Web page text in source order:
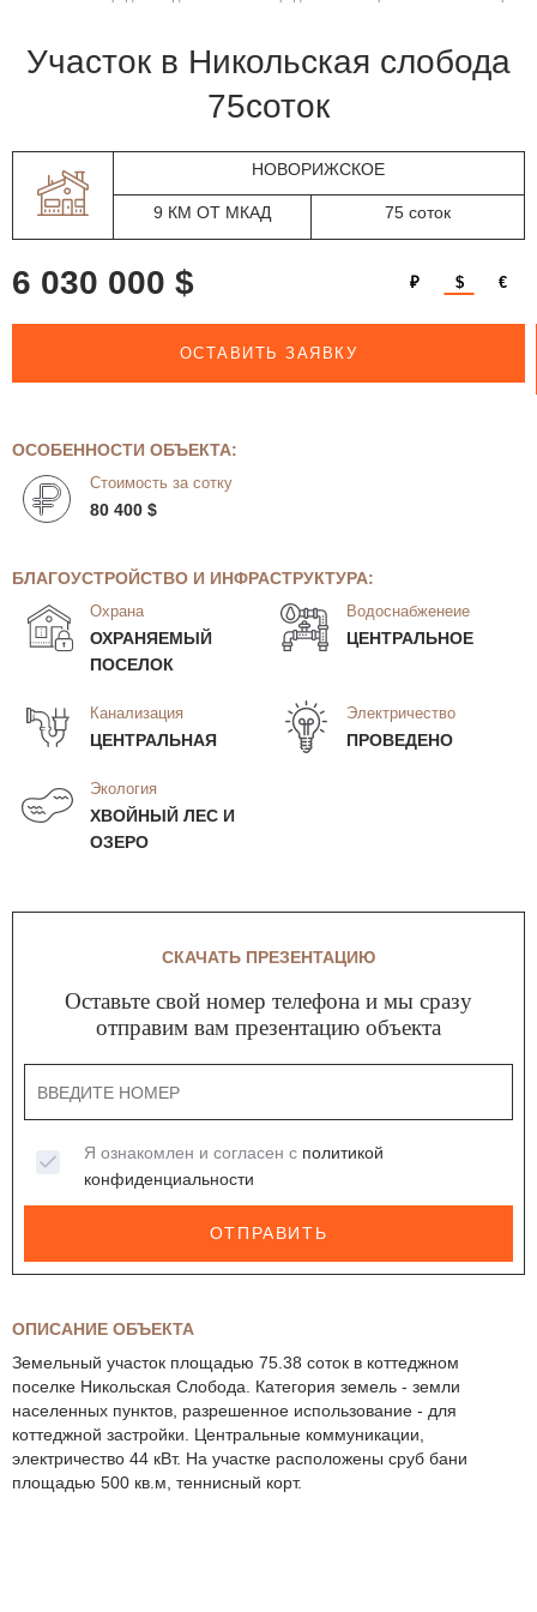
участок в Никольская слобода
75соток
НОВОРИЖСКОЕ
9 КМ ОТ МКАД 75 соток
6 030 000 $ ₽ $ €
ОСТАВИТЬ ЗАЯВКУ
ОСОБЕННОСТИ ОБЪЕКТА:
Стоимость за сотку
80 400 $
БЛАГОУСТРОЙСТВО И ИНФРАСТРУКТУРА:
Охрана
ОХРАНЯЕМЫЙ
ПОСЕЛОК
Водоснабженеие
ЦЕНТРАЛЬНОЕ
Канализация
ЦЕНТРАЛЬНАЯ
Электричество
ПРОВЕДЕНО
Экология
ХВОЙНЫЙ ЛЕС И
ОЗЕРО
ОПИСАНИЕ ОБЪЕКТА
Земельный участок площадью 75.38 соток в коттеджном
поселке Никольская Слобода. Категория земель - земли
населенных пунктов, разрешенное использование - для
коттеджной застройки. Центральные коммуникации,
электричество 44 кВт. На участке расположены сруб бани
площадью 500 кв.м, теннисный корт.
СКАЧАТЬ ПРЕЗЕНТАЦИЮ
Оставьте свой номер телефона и мы сразу
отправим вам презентацию объекта
Я ознакомлен и согласен с политикой
конфиденциальности
ОТПРАВИТЬ